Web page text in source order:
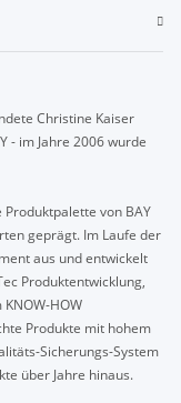
Christine Kaiser
- im Jahre 2006 wurde
von BAY
geprägt. Im Laufe der
aus und entwickelt
Produktentwicklung,
HOW
Produkte mit hohem
Sicherungs-System
über Jahre hinaus.